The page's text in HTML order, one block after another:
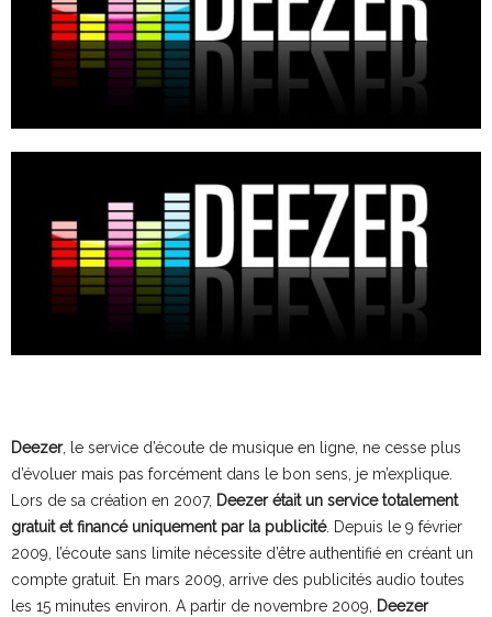
Deezer, le service d’écoute de musique en ligne, ne cesse plus
d’évoluer mais pas forcément dans le bon sens, je m’explique.
Lors de sa création en 2007, Deezer était un service totalement
gratuit et financé uniquement par la publicité. Depuis le 9 février
2009, l’écoute sans limite nécessite d’être authentifié en créant un
compte gratuit. En mars 2009, arrive des publicités audio toutes
les 15 minutes environ. A partir de novembre 2009, Deezer